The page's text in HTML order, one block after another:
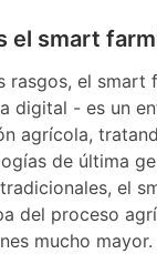
el smart
rasgos, el
digital - es un
agrícola,
de última
el
del proceso
mucho mayor.